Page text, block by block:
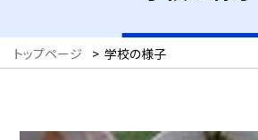
トップページ > 学校の様子